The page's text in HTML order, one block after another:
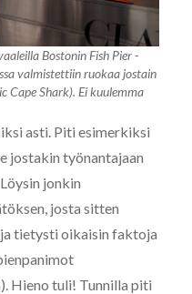
Bostonin Fish Pier -
valmistettiin ruokaa jostain
Cape Shark). Ei kuulemma
asti. Piti esimerkiksi
jostakin työnantajaan
jonkin
josta sitten
tietysti oikaisin faktoja
Hieno tuli! Tunnilla piti